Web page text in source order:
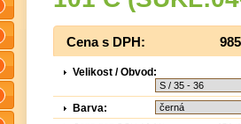
Cena s DPH:
Velikost / Obvod:
Barva: